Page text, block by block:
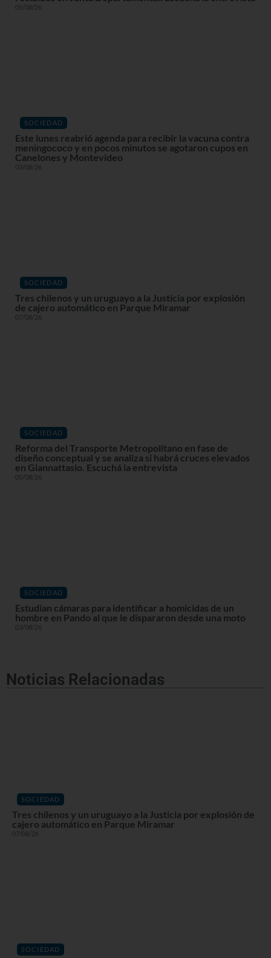
05/08/26
SOCIEDAD
Este lunes reabrió agenda para recibir la vacuna contra
meningococo y en pocos minutos se agotaron cupos en
Canelones y Montevideo
03/08/26
SOCIEDAD
Tres chilenos y un uruguayo a la Justicia por explosión
de cajero automático en Parque Miramar
07/08/26
SOCIEDAD
Reforma del Transporte Metropolitano en fase de
diseño conceptual y se analiza si habrá cruces elevados
en Giannattasio. Escuchá la entrevista
05/08/26
SOCIEDAD
Estudian cámaras para identificar a homicidas de un
hombre en Pando al que le dispararon desde una moto
03/08/26
Noticias Relacionadas
SOCIEDAD
Tres chilenos y un uruguayo a la Justicia por explosión de
cajero automático en Parque Miramar
07/08/26
SOCIEDAD